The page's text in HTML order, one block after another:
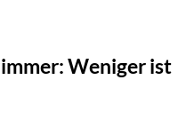
Weniger ist